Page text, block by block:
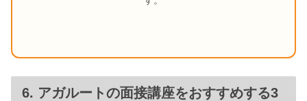
6. アガルートの面接講座をおすすめする3